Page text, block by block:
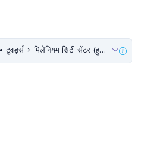
टुवर्ड्स मिलेनियम सिटी सेंटर (हुडा सिटी सैंटर) • 10 मिनट चलें